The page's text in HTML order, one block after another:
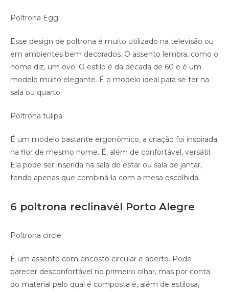
Poltrona Egg
Esse design de poltrona é muito utilizado na televisão ou
em ambientes bem decorados. O assento lembra, como o
nome diz, um ovo. O estilo é da década de 60 e é um
modelo muito elegante. É o modelo ideal para se ter na
sala ou quarto.
Poltrona tulipa
É um modelo bastante ergonômico, a criação foi inspirada
na flor de mesmo nome. É, além de confortável, versátil.
Ela pode ser inserida na sala de estar ou sala de jantar,
tendo apenas que combiná-la com a mesa escolhida.
6 poltrona reclinavél Porto Alegre
Poltrona circle
É um assento com encosto circular e aberto. Pode
parecer desconfortável no primeiro olhar, mas por conta
do material pelo qual é composta é, além de estilosa,